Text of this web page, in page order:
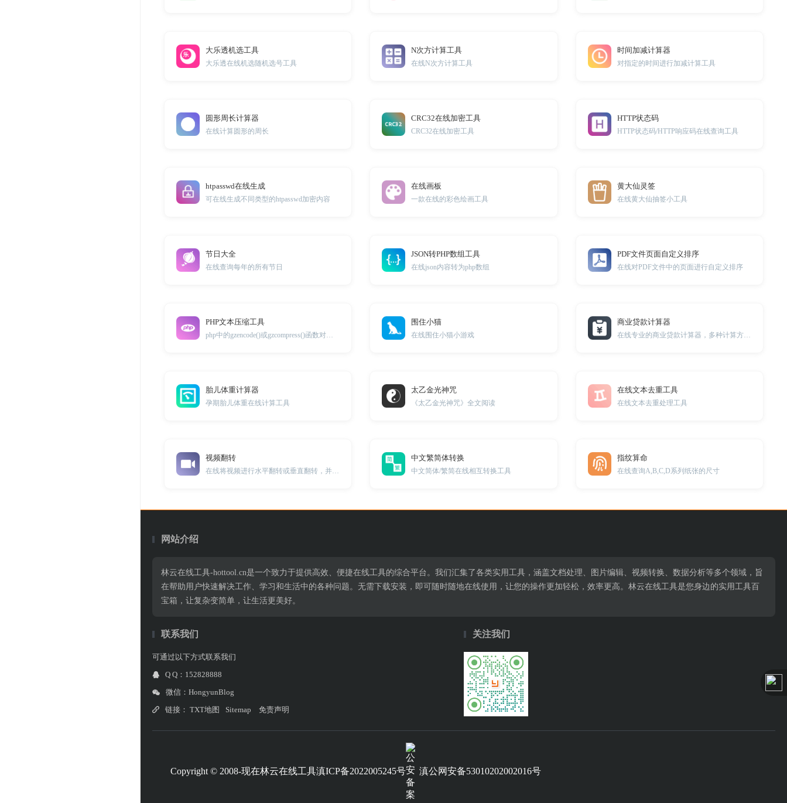
大乐透机选工具
大乐透在线机选随机选号工具
N次方计算工具
在线N次方计算工具
时间加减计算器
对指定的时间进行加减计算工具
圆形周长计算器
在线计算圆形的周长
CRC32在线加密工具
CRC32在线加密工具
HTTP状态码
HTTP状态码/HTTP响应码在线查询工具
htpasswd在线生成
可在线生成不同类型的htpasswd加密内容
在线画板
一款在线的彩色绘画工具
黄大仙灵签
在线黄大仙抽签小工具
节日大全
在线查询每年的所有节日
JSON转PHP数组工具
在线json内容转为php数组
PDF文件页面自定义排序
在线对PDF文件中的页面进行自定义排序
PHP文本压缩工具 围住小猫
在线围住小猫小游戏
商业贷款计算器
胎儿体重计算器
孕期胎儿体重在线计算工具
太乙金光神咒
《太乙金光神咒》全文阅读
在线文本去重工具
在线文本去重处理工具
视频翻转 中文繁简体转换
中文简体/繁简在线相互转换工具
指纹算命
在线查询A,B,C,D系列纸张的尺寸
网站介绍
林云在线工具-hottool.cn是一个致力于提供高效、便捷在线工具的综合平台。我们汇集了各类实用工具，涵盖文档处理、图片编辑、视频转换、数据分析等多个领域，旨
在帮助用户快速解决工作、学习和生活中的各种问题。无需下载安装，即可随时随地在线使用，让您的操作更加轻松，效率更高。林云在线工具是您身边的实用工具百
宝箱，让复杂变简单，让生活更美好。
关注我们
联系我们
可通过以下方式联系我们
Q Q：152828888
微信：HongyunBlog
链接： TXT地图 Sitemap 免责声明
Copyright © 2008-现在林云在线工具滇ICP备2022005245号 滇公网安备53010202002016号